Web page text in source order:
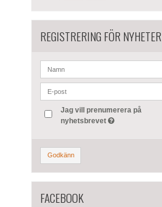
REGISTRERING FÖR NYHETER
Jag vill prenumerera på
nyhetsbrevet
Godkänn
FACEBOOK